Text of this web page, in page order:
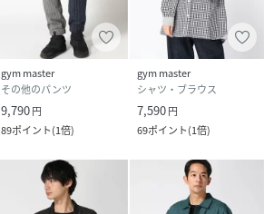
gym master
その他のパンツ
9,790円
89ポイント(1倍)
gym master
シャツ・ブラウス
7,590円
69ポイント(1倍)